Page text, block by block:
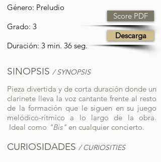
Género: Preludio
Grado: 3
Duración: 3 min. 36 seg.
Score PDF
Descarga
SINOPSIS / SYNOPSIS
Pieza divertida y de corta duración donde un
clarinete lleva la voz cantante frente al resto
de la formación que le siguen en su juego
melódico-rítmico a lo largo de la obra.
Ideal como "Bis" en cualquier concierto.
CURIOSIDADES / CURIOSITIES